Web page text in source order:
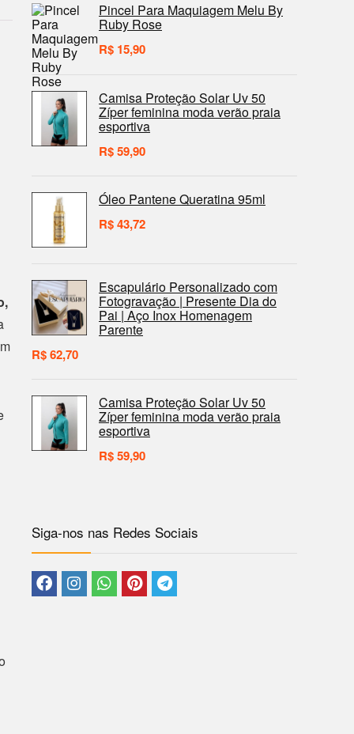
Pincel Para Maquiagem Melu By
Ruby Rose
R$ 15,90
Camisa Proteção Solar Uv 50
Zíper feminina moda verão praia
esportiva
R$59,90
Óleo Pantene Queratina 95ml
R$43,72
Escapulário Personalizado com
Fotogravação | Presente Dia do
Pai | Aço Inox Homenagem
Parente
R$62,70
Camisa Proteção Solar Uv 50
Zíper feminina moda verão praia
esportiva
R$59,90
Siga-nos nas Redes Sociais